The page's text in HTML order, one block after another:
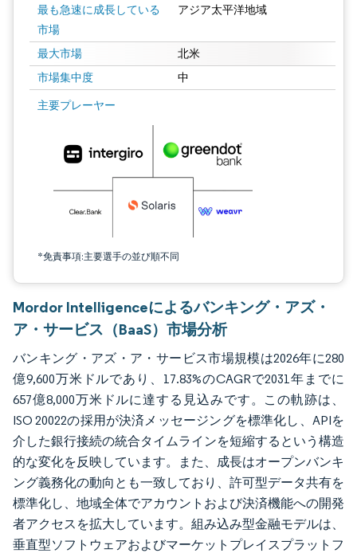
最も急速に成長している
市場
アジア太平洋地域
最大市場 北米
市場集中度 中
主要プレーヤー
*免責事項:主要選手の並び順不同
画像 © Mordor Intelligence。再利用にはCC BY 4.0の表示が必要です。
Mordor Intelligenceによるバンキング・アズ・
ア・サービス（BaaS）市場分析
バンキング・アズ・ア・サービス市場規模は2026年に280
億9,600万米ドルであり、17.83%のCAGRで2031年までに
657億8,000万米ドルに達する見込みです。この軌跡は、
ISO 20022の採用が決済メッセージングを標準化し、APIを
介した銀行接続の統合タイムラインを短縮するという構造
的な変化を反映しています。また、成長はオープンバンキ
ング義務化の動向とも一致しており、許可型データ共有を
標準化し、地域全体でアカウントおよび決済機能への開発
者アクセスを拡大しています。組み込み型金融モデルは、
垂直型ソフトウェアおよびマーケットプレイスプラットフ